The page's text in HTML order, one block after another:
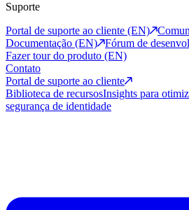
Suporte
Portal de suporte ao cliente (EN)
Documentação (EN)
Fórum de
Fazer tour do produto (EN)
Contato
Portal de suporte ao cliente
Biblioteca de recursosInsights para
segurança de identidade